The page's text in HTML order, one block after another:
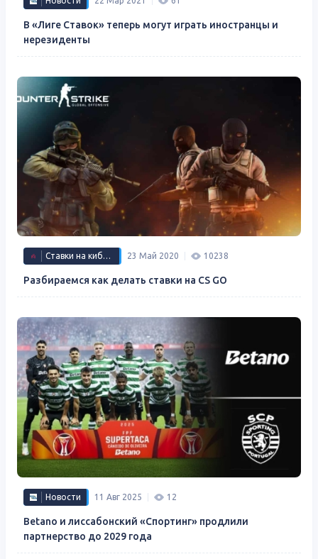
В «Лиге Ставок» теперь могут играть иностранцы и
нерезиденты
Ставки на киберспорт 23 Май 2020 10238
Разбираемся как делать ставки на CS GO
Новости 11 Авг 2025 12
Betano и лиссабонский «Спортинг» продлили
партнерство до 2029 года